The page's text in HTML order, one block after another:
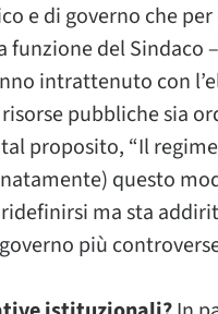
e di governo che
funzione del
intrattenuto con
pubbliche sia
proposito, “Il
questo
ma sta
più